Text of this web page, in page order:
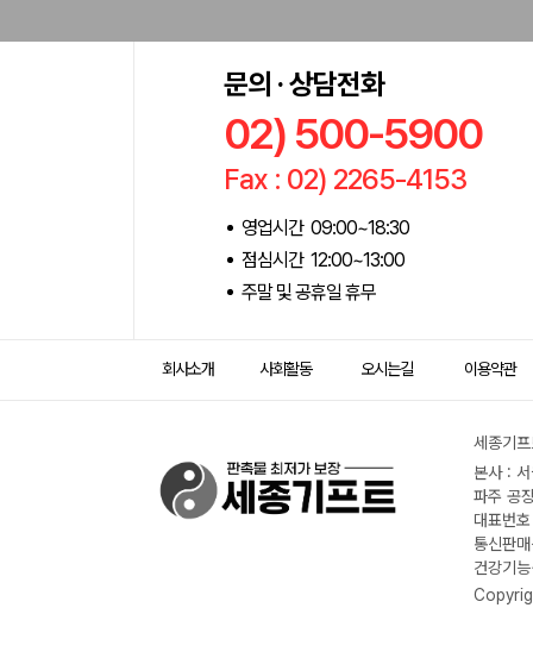
문의 · 상담전화
02) 500-5900
Fax : 02) 2265-4153
영업시간 09:00~18:30
점심시간 12:00~13:00
주말 및 공휴일 휴무
회사소개 사회활동 오시는길 이용약관
세종기
본사 :
파주 공
대표번
통신판
건강기